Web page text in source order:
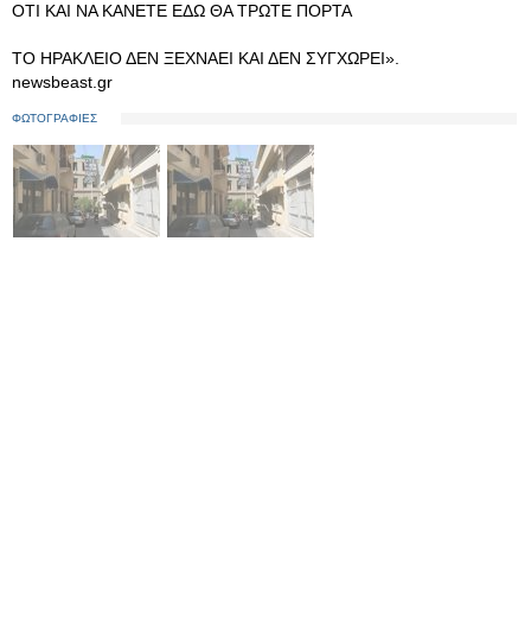
ΟΤΙ ΚΑΙ ΝΑ ΚΑΝΕΤΕ ΕΔΩ ΘΑ ΤΡΩΤΕ ΠΟΡΤΑ
ΤΟ ΗΡΑΚΛΕΙΟ ΔΕΝ ΞΕΧΝΑΕΙ ΚΑΙ ΔΕΝ ΣΥΓΧΩΡΕΙ».
newsbeast.gr
ΦΩΤΟΓΡΑΦΙΕΣ